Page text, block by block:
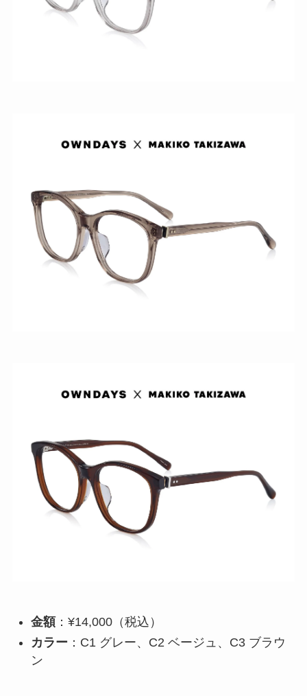
金額：¥14,000（税込）
カラー ：C1 グレー、C2 ベージュ、C3 ブラウ
ン